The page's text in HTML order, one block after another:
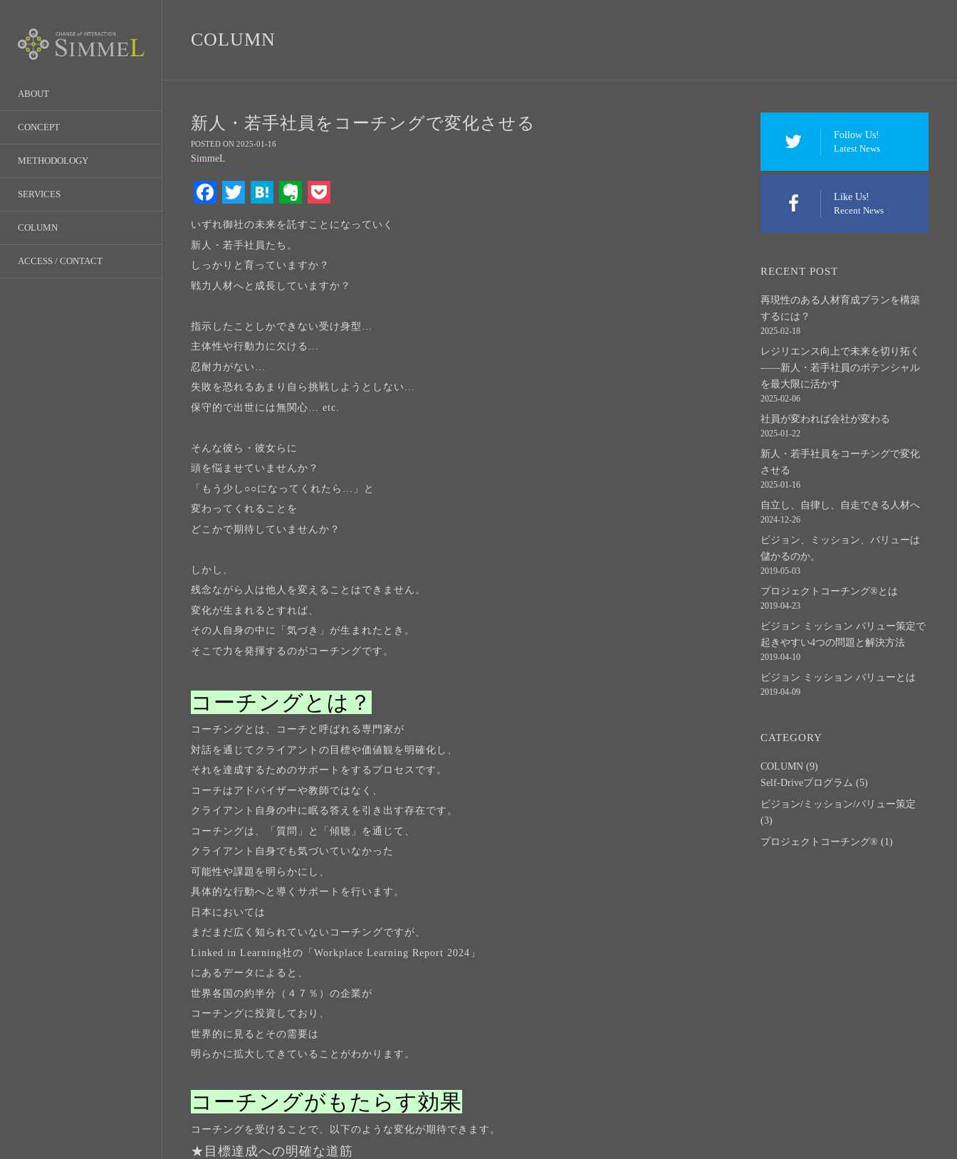
ABOUT
CONCEPT
METHODOLOGY
SERVICES プロジェクトコーチング®型研修
企業改革・組織改革
採用ブランディング
COLUMN Self-Driveプログラム
プロジェクトコーチング®
ACCESS / CONTACT
COLUMN
新人・若手社員をコーチングで変化させる
POSTED ON 2025-01-16
SimmeL
Facebook
Twitter
HatenaEvernote
いずれ御社の未来を託すことになっていく
新人・若手社員たち。
しっかりと育っていますか？
戦力人材へと成長していますか？
指示したことしかできない受け身型…
主体性や行動力に欠ける…
忍耐力がない…
失敗を恐れるあまり自ら挑戦しようとしない…
保守的で出世には無関心… etc.
そんな彼ら・彼女らに
頭を悩ませていませんか？
「もう少し○○になってくれたら…」と
変わってくれることを
どこかで期待していませんか？
しかし、
残念ながら人は他人を変えることはできません。
変化が生まれるとすれば、
その人自身の中に「気づき」が生まれたとき。
そこで力を発揮するのがコーチングです。
コーチングとは？
コーチングとは、コーチと呼ばれる専門家が
対話を通じてクライアントの目標や価値観を明確化し、
それを達成するためのサポートをするプロセスです。
コーチはアドバイザーや教師ではなく、
クライアント自身の中に眠る答えを引き出す存在です。
コーチングは、「質問」と「傾聴」を通じて、
クライアント自身でも気づいていなかった
可能性や課題を明らかにし、
具体的な行動へと導くサポートを行います。
日本においては
まだまだ広く知られていないコーチングですが、
Linked in Learning社の「Workplace Learning Report 2024」
にあるデータによると、
世界各国の約半分（４７％）の企業が
コーチングに投資しており、
世界的に見るとその需要は
明らかに拡大してきていることがわかります。
コーチングがもたらす効果
コーチングを受けることで、以下のような変化が期待できます。
★目標達成への明確な道筋
Follow Us!
Latest News
Like Us!
Recent News
RECENT POST
再現性のある人材育成プランを構築
するには？
2025-02-18
レジリエンス向上で未来を切り拓く
――新人・若手社員のポテンシャル
を最大限に活かす
2025-02-06
社員が変われば会社が変わる
2025-01-22
新人・若手社員をコーチングで変化
させる
2025-01-16
自立し、自律し、自走できる人材へ
2024-12-26
ビジョン、ミッション、バリューは
儲かるのか。
2019-05-03
プロジェクトコーチング®とは
2019-04-23
ビジョン ミッション バリュー策定で
起きやすい4つの問題と解決方法
2019-04-10
ビジョン ミッション バリューとは
2019-04-09
CATEGORY
COLUMN(9)
Self-Driveプログラム (5)
ビジョン/ミッション/バリュー策定
(3)
プロジェクトコーチング® (1)